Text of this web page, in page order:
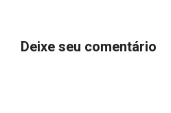
Deixe seu comentário